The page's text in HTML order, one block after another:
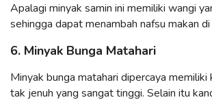
Apalagi minyak samin ini memiliki wangi
sehingga dapat menambah nafsu makan di
6. Minyak Bunga Matahari
Minyak bunga matahari dipercaya memiliki
tak jenuh yang sangat tinggi. Selain itu